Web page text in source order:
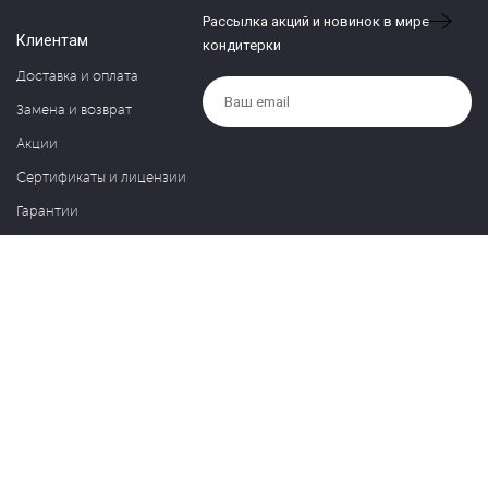
Клиентам
Доставка и оплата
Замена и возврат
Акции
Сертификаты и лицензии
Гарантии
Рассылка акций и новинок в мире
кондитерки